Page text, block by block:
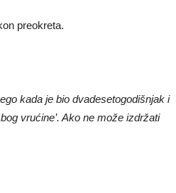
preokreta.
kada je bio dvadesetogodišnjak i
vrućine’. Ako ne može izdržati